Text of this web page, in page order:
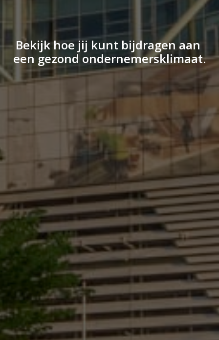
Bekijk hoe jij kunt bijdragen aan
een gezond ondernemersklimaat.